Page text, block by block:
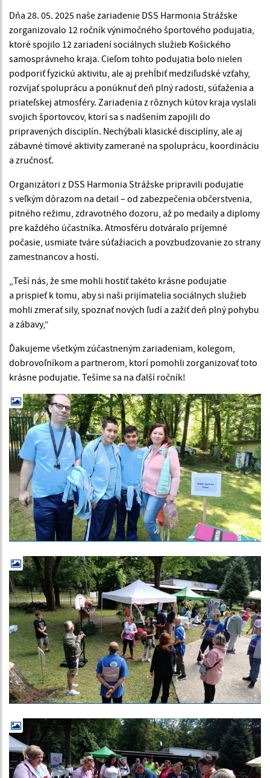
Dňa 28. 05. 2025 naše zariadenie DSS Harmonia Strážske
zorganizovalo 12 ročník výnimočného športového podujatia,
ktoré spojilo 12 zariadení sociálnych služieb Košického
samosprávneho kraja. Cieľom tohto podujatia bolo nielen
podporiť fyzickú aktivitu, ale aj prehĺbiť medziľudské vzťahy,
rozvíjať spoluprácu a ponúknuť deň plný radosti, súťaženia a
priateľskej atmosféry. Zariadenia z rôznych kútov kraja vyslali
svojich športovcov, ktorí sa s nadšením zapojili do
pripravených disciplín. Nechýbali klasické disciplíny, ale aj
zábavné tímové aktivity zamerané na spoluprácu, koordináciu
a zručnosť.
Organizátori z DSS Harmonia Strážske pripravili podujatie
s veľkým dôrazom na detail – od zabezpečenia občerstvenia,
pitného režimu, zdravotného dozoru, až po medaily a diplomy
pre každého účastníka. Atmosféru dotváralo príjemné
počasie, usmiate tváre súťažiacich a povzbudzovanie zo strany
zamestnancov a hostí.
„Teší nás, že sme mohli hostiť takéto krásne podujatie
a prispieť k tomu, aby si naši prijímatelia sociálnych služieb
mohli zmerať sily, spoznať nových ľudí a zažiť deň plný pohybu
a zábavy,“
Ďakujeme všetkým zúčastneným zariadeniam, kolegom,
dobrovoľníkom a partnerom, ktorí pomohli zorganizovať toto
krásne podujatie. Tešíme sa na ďalší ročník!